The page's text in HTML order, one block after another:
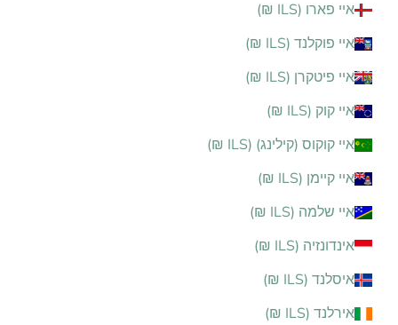
איי פארו (ILS ₪)
איי פוקלנד (ILS ₪)
איי פיטקרן (ILS ₪)
איי קוק (ILS ₪)
איי קוקוס (קילינג) (ILS ₪)
איי קיימן (ILS ₪)
איי שלמה (ILS ₪)
אינדונזיה (ILS ₪)
איסלנד (ILS ₪)
אירלנד (ILS ₪)